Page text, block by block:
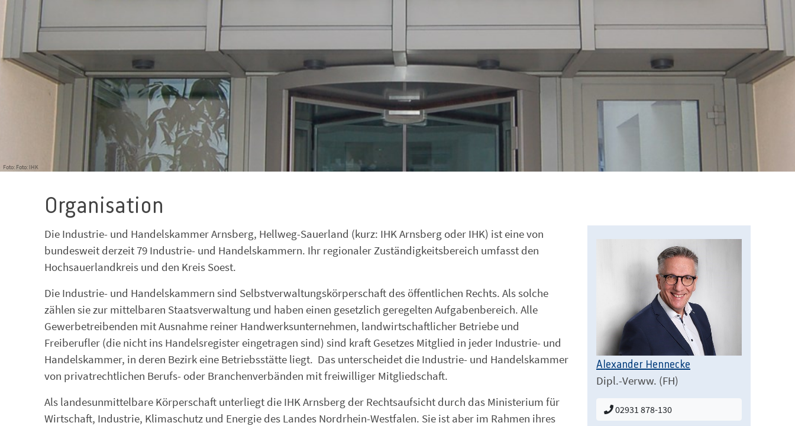
Foto: Foto: IHK
Organisation
Die Industrie- und Handelskammer Arnsberg, Hellweg-Sauerland (kurz: IHK Arnsberg oder IHK) ist eine von
bundesweit derzeit 79 Industrie- und Handelskammern. Ihr regionaler Zuständigkeitsbereich umfasst den
Hochsauerlandkreis und den Kreis Soest.
Die Industrie- und Handelskammern sind Selbstverwaltungskörperschaft des öffentlichen Rechts. Als solche
zählen sie zur mittelbaren Staatsverwaltung und haben einen gesetzlich geregelten Aufgabenbereich. Alle
Gewerbetreibenden mit Ausnahme reiner Handwerksunternehmen, landwirtschaftlicher Betriebe und
Freiberufler (die nicht ins Handelsregister eingetragen sind) sind kraft Gesetzes Mitglied in jeder Industrie- und
Handelskammer, in deren Bezirk eine Betriebsstätte liegt. Das unterscheidet die Industrie- und Handelskammer
von privatrechtlichen Berufs- oder Branchenverbänden mit freiwilliger Mitgliedschaft.
Als landesunmittelbare Körperschaft unterliegt die IHK Arnsberg der Rechtsaufsicht durch das Ministerium für
Wirtschaft, Industrie, Klimaschutz und Energie des Landes Nordrhein-Westfalen. Sie ist aber im Rahmen ihres
Alexander Hennecke
Dipl.-Verww. (FH)
02931 878-130